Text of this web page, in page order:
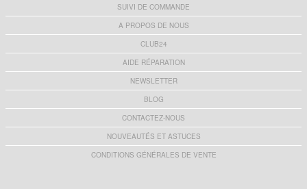
SUIVI DE COMMANDE
A PROPOS DE NOUS
CLUB24
AIDE RÉPARATION
NEWSLETTER
BLOG
CONTACTEZ-NOUS
NOUVEAUTÉS ET ASTUCES
CONDITIONS GÉNÉRALES DE VENTE